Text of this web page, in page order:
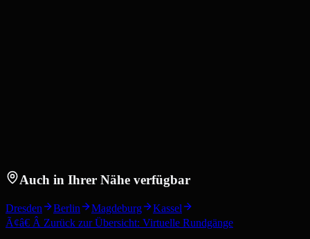
Auch in Ihrer Nähe verfügbar
Dresden Berlin Magdeburg
Kassel
Ã¢â€ Â Zurück zur Übersicht: Virtuelle Rundgänge